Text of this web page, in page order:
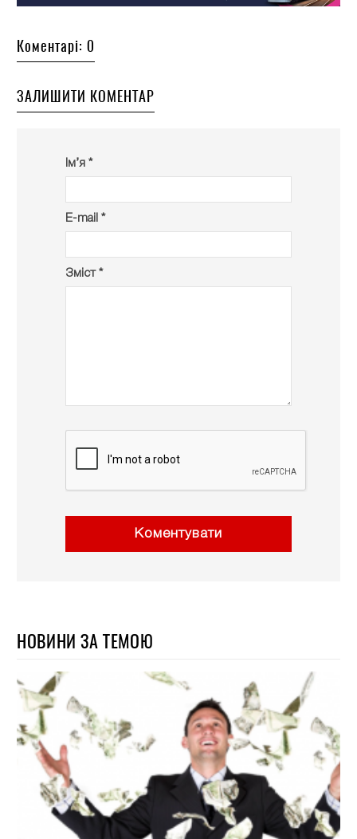
Коментарі: 0
ЗАЛИШИТИ КОМЕНТАР
Ім’я *
E-mail *
Зміст *
Коментувати
НОВИНИ ЗА ТЕМОЮ